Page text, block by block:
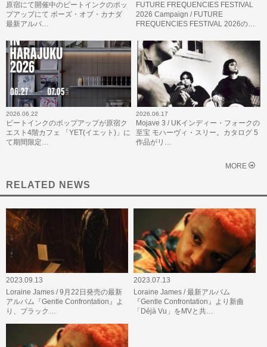
原宿にて開催中のビートインクのポッ
プアップにて ボーズ・オブ・カナダ
最新アルバ…
FUTURE FREQUENCIES FESTIVAL
2026 Campaign / FUTURE
FREQUENCIES FESTIVAL 2026の…
2026.06.22
ビートインクのポップアップが原宿ク
エスト4階カフェ 「YET(イエット)」に
て期間限定…
2026.06.17
Mojave 3 / UKインディー・フォークの
至宝 モハーヴィ・スリー。カタログ 5
作品がリ…
MORE
RELATED NEWS
2023.09.13
Loraine James / 9月22日発売の最新
アルバム『Gentle Confrontation』よ
り、ブラック…
2023.07.13
Loraine James / 最新アルバム
『Gentle Confrontation』より新曲
「Déjà Vu」をMVと共…